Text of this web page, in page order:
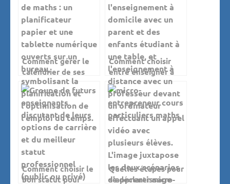
Comment gérer le
calendrier de ses
cours particuliers de
maths ?
Comment choisir
entre enseigner à
domicile ou à
distance ?
Comment choisir le
bon statut pour
Quelles étapes pour
se déclarer micro-